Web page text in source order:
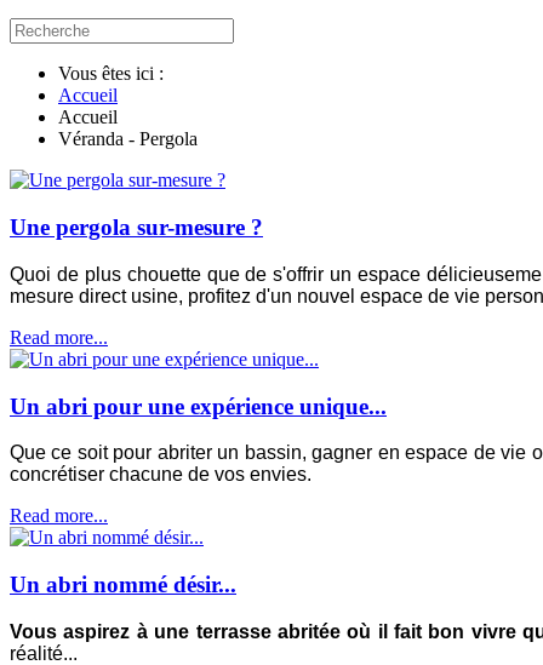
Vous êtes ici :
Accueil
Accueil
Véranda - Pergola
Une pergola sur-mesure ?
Quoi de plus chouette que de s'offrir un espace
mesure direct usine, profitez d'un nouvel espace de vie
Read more...
Un abri pour une expérience unique...
Que ce soit pour abriter un bassin, gagner en espace de vie
concrétiser chacune de vos envies.
Read more...
Un abri nommé désir...
Vous aspirez à une terrasse abritée où il fait bon vivre
réalité...